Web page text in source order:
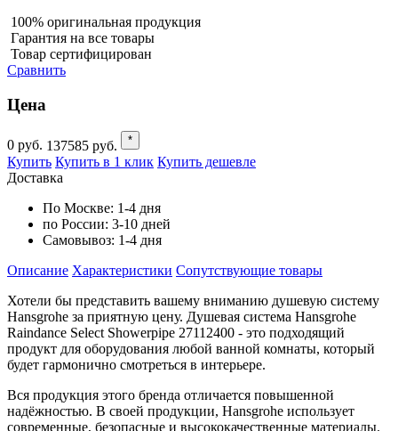
100% оригинальная продукция
Гарантия на все товары
Товар сертифицирован
Сравнить
Цена
0 руб. 137585 руб. *
Купить Купить в 1 клик Купить дешевле
Доставка
По Москве: 1-4 дня
по России: 3-10 дней
Самовывоз: 1-4 дня
Описание Характеристики Cопутствующие товары
Хотели бы представить вашему вниманию душевую систему
Hansgrohe за приятную цену. Душевая система Hansgrohe
Raindance Select Showerpipe 27112400 - это подходящий
продукт для оборудования любой ванной комнаты, который
будет гармонично смотреться в интерьере.
Вся продукция этого бренда отличается повышенной
надёжностью. В своей продукции, Hansgrohe использует
современные, безопасные и высококачественные материалы.